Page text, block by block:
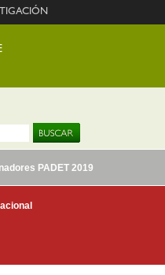
PADET 2019